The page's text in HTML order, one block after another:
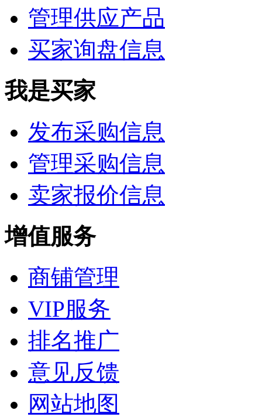
管理供应产品
买家询盘信息
我是买家
发布采购信息
管理采购信息
卖家报价信息
增值服务
商铺管理
VIP服务
排名推广
意见反馈
网站地图